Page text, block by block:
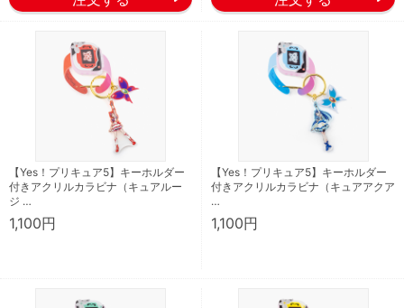
【Yes！プリキュア5】キーホルダー
付きアクリルカラビナ（キュアルー
ジ …
1,100円
【Yes！プリキュア5】キーホルダー
付きアクリルカラビナ（キュアアクア
…
1,100円